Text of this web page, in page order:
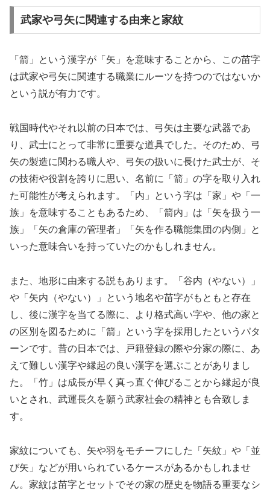
武家や弓矢に関連する由来と家紋
「箭」という漢字が「矢」を意味することから、この苗字
は武家や弓矢に関連する職業にルーツを持つのではないか
という説が有力です。
戦国時代やそれ以前の日本では、弓矢は主要な武器であ
り、武士にとって非常に重要な道具でした。そのため、弓
矢の製造に関わる職人や、弓矢の扱いに長けた武士が、そ
の技術や役割を誇りに思い、名前に「箭」の字を取り入れ
た可能性が考えられます。「内」という字は「家」や「一
族」を意味することもあるため、「箭内」は「矢を扱う一
族」「矢の倉庫の管理者」「矢を作る職能集団の内側」と
いった意味合いを持っていたのかもしれません。
また、地形に由来する説もあります。「谷内（やない）」
や「矢内（やない）」という地名や苗字がもともと存在
し、後に漢字を当てる際に、より格式高い字や、他の家と
の区別を図るために「箭」という字を採用したというパタ
ーンです。昔の日本では、戸籍登録の際や分家の際に、あ
えて難しい漢字や縁起の良い漢字を選ぶことがありまし
た。「竹」は成長が早く真っ直ぐ伸びることから縁起が良
いとされ、武運長久を願う武家社会の精神とも合致しま
す。
家紋についても、矢や羽をモチーフにした「矢紋」や「並
び矢」などが用いられているケースがあるかもしれませ
ん。家紋は苗字とセットでその家の歴史を物語る重要なシ